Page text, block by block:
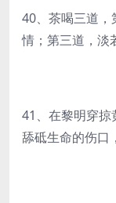
40、茶喝三道，
情；第三道，淡
41、在黎明穿掠
舔砥生命的伤口